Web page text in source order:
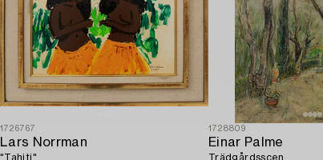
1726767
Lars Norrman
"Tahiti".
1728809
Einar Palme
Trädgårdsscen.